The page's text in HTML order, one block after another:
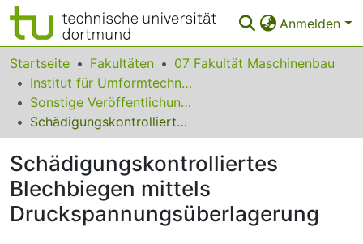
Anmelden
Bereiche & Sammlungen
Das gesamte Repositorium
Statistiken
FAQ
Leitlinien
Zurück zur Startseite
Startseite Fakultäten
07 Fakultät Maschinenbau
Institut für Umformtechnik und Leichtbau
Sonstige Veröffentlichungen
Schädigungskontrolliertes Blechbiegen mittels Druckspannungsüberlagerung
Schädigungskontrolliertes
Blechbiegen mittels
Druckspannungsüberlagerung